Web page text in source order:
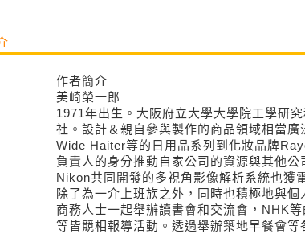
作者簡介
美崎榮一郎
1971年出生。大阪府立大學大學院工學研
社。設計＆親自參與製作的商品領域相當
Wide Haiter等的日用品系列到化妝品牌
負責人的身分推動自家公司的資源與其他
Nikon共同開發的多視角影像解析系統也獲
除了為一介上班族之外，同時也積極地與
商務人士一起舉辦讀書會和交流會，NHK
等皆競相報導活動。透過舉辦築地早餐會